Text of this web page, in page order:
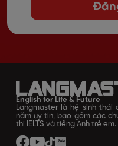
English for Life & Future
Langmaster là hệ sinh
năm uy tín, bao gồm các
thi IELTS và tiếng Anh trẻ em.